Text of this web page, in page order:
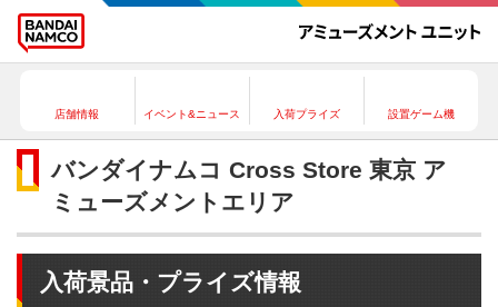
店舗情報 イベント&ニュース 入荷プライズ 設置ゲーム機
バンダイナムコ Cross Store 東京 ア
ミューズメントエリア
入荷景品・プライズ情報